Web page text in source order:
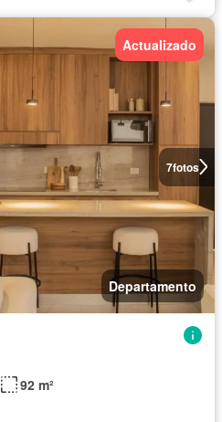
7fotos
Actualizado
Departamento
92 m²